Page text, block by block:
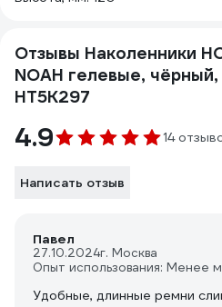
Отзывы Наколенники
NOAH гелевые,
HT5K297
4.9 14
Написать отзыв
Павел
27.10.2024г. Москва
Опыт использования: Менее
Удобные, длинные ремни